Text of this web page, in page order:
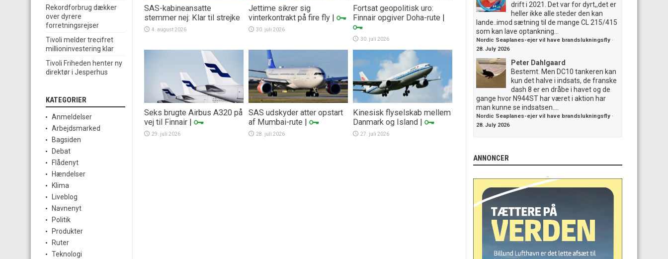
SAS-kabineansatte
stemmer nej: Klar til strejke
4. august 2026
Jettime sikrer sig
vinterkontrakt på fire fly |
30. juli 2026
Fortsat geopolitisk uro:
Finnair opgiver Doha-rute |
30. juli 2026
Seks brugte Airbus A320 på
vej til Finnair |
29. juli 2026
SAS udskyder atter opstart
af Mumbai-rute |
28. juli 2026
Kinesisk flyselskab mellem
Danmark og Island |
27. juli 2026
Rekordforbrug dækker
over dyrere
forretningsrejser
Tivoli melder trecifret
millioninvestering klar
Tivoli Friheden henter ny
direktør i Jesperhus
KATEGORIER
Anmeldelser
Arbejdsmarked
Bagsiden
Debat
Flådenyt
Hændelser
Klima
Liveblog
Navnenyt
Politik
Produkter
Ruter
Teknologi
drift i 2021. Det var for dyrt,,det er
heller ikke alle steder den kan
lande..imod sætning til de mange CL 215/415
som kan lave optankning...
Nordic Seaplanes-ejer vil have brandslukningsfly ·
28. July 2026
Peter Dahlgaard
Bestemt. Men DC10 tankeren kan
kun det halve i indsats, de franske
dash 8 er en dråbe i havet og de
gange hvor N944ST har været i aktion har
man kunne se indsatsen....
Nordic Seaplanes-ejer vil have brandslukningsfly ·
28. July 2026
ANNONCER